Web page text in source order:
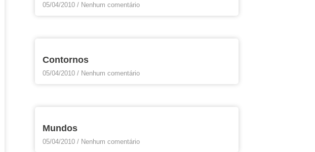
05/04/2010 Nenhum comentário
Contornos
05/04/2010 Nenhum comentário
Mundos
05/04/2010 Nenhum comentário